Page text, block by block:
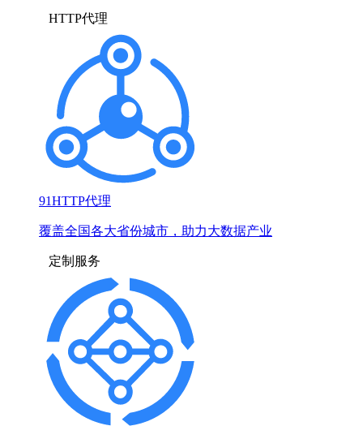
HTTP代理
91HTTP代理
覆盖全国各大省份城市，助力大数据产业
定制服务